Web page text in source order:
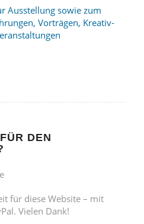
Ausstellung sowie zum
Vorträgen, Kreativ-
DEN
für diese Website – mit
Vielen Dank!